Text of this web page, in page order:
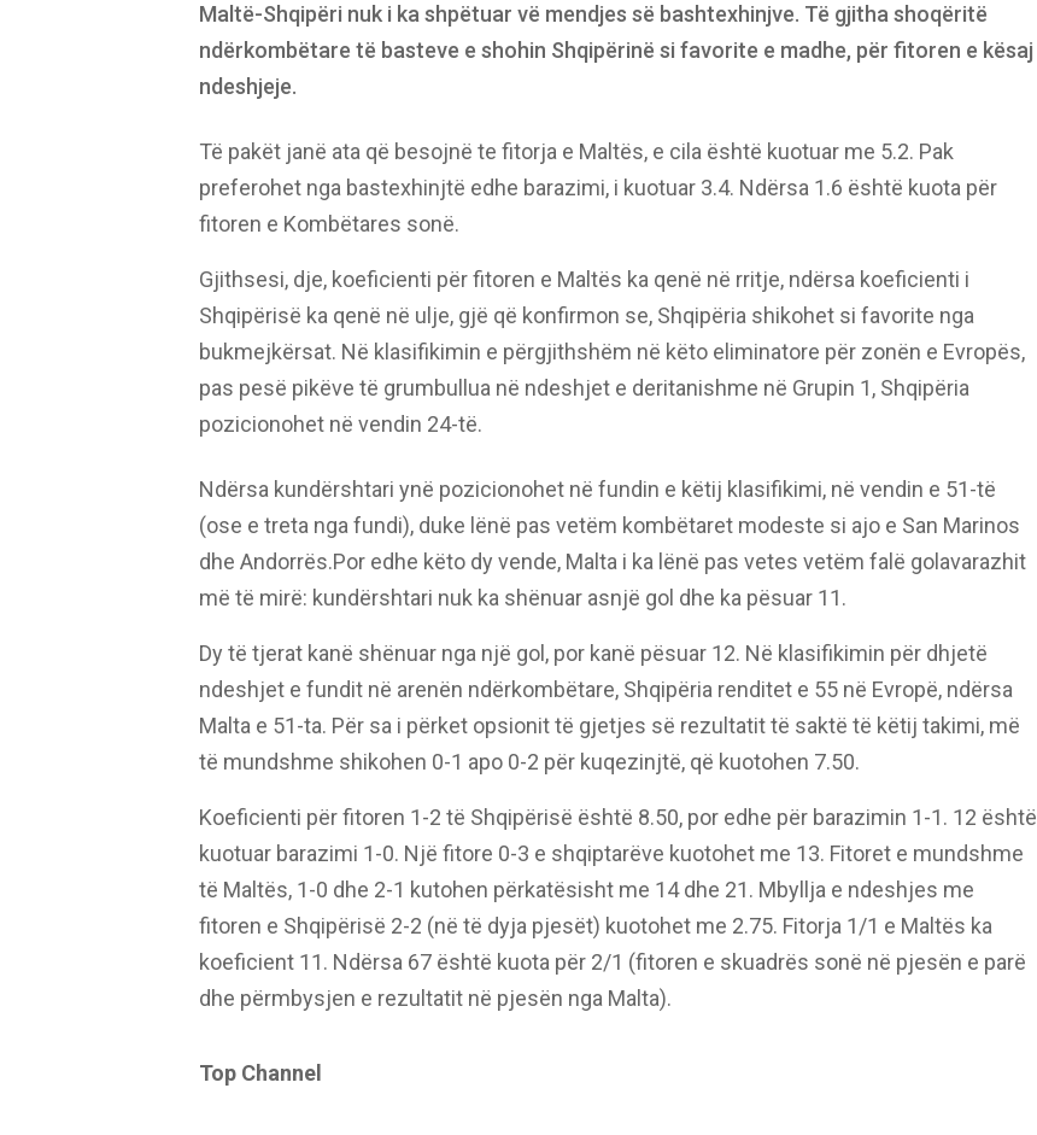
Maltë-Shqipëri nuk i ka shpëtuar vë mendjes së bashtexhinjve. Të gjitha shoqëritë
ndërkombëtare të basteve e shohin Shqipërinë si favorite e madhe, për fitoren e kësaj
ndeshjeje.
Të pakët janë ata që besojnë te fitorja e Maltës, e cila është kuotuar me 5.2. Pak
preferohet nga bastexhinjtë edhe barazimi, i kuotuar 3.4. Ndërsa 1.6 është kuota për
fitoren e Kombëtares sonë.
Gjithsesi, dje, koeficienti për fitoren e Maltës ka qenë në rritje, ndërsa koeficienti i
Shqipërisë ka qenë në ulje, gjë që konfirmon se, Shqipëria shikohet si favorite nga
bukmejkërsat. Në klasifikimin e përgjithshëm në këto eliminatore për zonën e Evropës,
pas pesë pikëve të grumbullua në ndeshjet e deritanishme në Grupin 1, Shqipëria
pozicionohet në vendin 24-të.
Ndërsa kundërshtari ynë pozicionohet në fundin e këtij klasifikimi, në vendin e 51-të
(ose e treta nga fundi), duke lënë pas vetëm kombëtaret modeste si ajo e San Marinos
dhe Andorrës.Por edhe këto dy vende, Malta i ka lënë pas vetes vetëm falë golavarazhit
më të mirë: kundërshtari nuk ka shënuar asnjë gol dhe ka pësuar 11.
Dy të tjerat kanë shënuar nga një gol, por kanë pësuar 12. Në klasifikimin për dhjetë
ndeshjet e fundit në arenën ndërkombëtare, Shqipëria renditet e 55 në Evropë, ndërsa
Malta e 51-ta. Për sa i përket opsionit të gjetjes së rezultatit të saktë të këtij takimi, më
të mundshme shikohen 0-1 apo 0-2 për kuqezinjtë, që kuotohen 7.50.
Koeficienti për fitoren 1-2 të Shqipërisë është 8.50, por edhe për barazimin 1-1. 12 është
kuotuar barazimi 1-0. Një fitore 0-3 e shqiptarëve kuotohet me 13. Fitoret e mundshme
të Maltës, 1-0 dhe 2-1 kutohen përkatësisht me 14 dhe 21. Mbyllja e ndeshjes me
fitoren e Shqipërisë 2-2 (në të dyja pjesët) kuotohet me 2.75. Fitorja 1/1 e Maltës ka
koeficient 11. Ndërsa 67 është kuota për 2/1 (fitoren e skuadrës sonë në pjesën e parë
dhe përmbysjen e rezultatit në pjesën nga Malta).
Top Channel